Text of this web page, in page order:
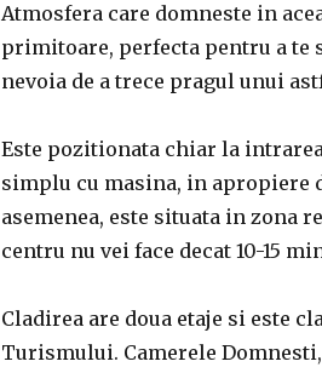
Atmosfera care domneste in
primitoare, perfecta pentru a te
nevoia de a trece pragul unui
Este pozitionata chiar la
simplu cu masina, in apropiere
asemenea, este situata in zona
centru nu vei face decat 10-15
Cladirea are doua etaje si este
Turismului. Camerele